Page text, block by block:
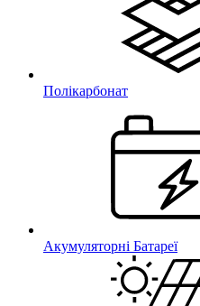
Полікарбонат
Акумуляторні Батареї